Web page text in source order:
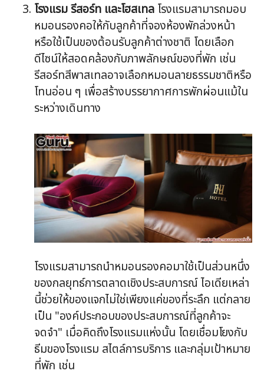
โรงแรม รีสอร์ท และโฮสเทล โรงแรมสามารถมอบ
หมอนรองคอให้กับลูกค้าที่จองห้องพักล่วงหน้า
หรือใช้เป็นของต้อนรับลูกค้าต่างชาติ โดยเลือก
ดีไซน์ให้สอดคล้องกับภาพลักษณ์ของที่พัก เช่น
รีสอร์ทสีพาสเทลอาจเลือกหมอนลายธรรมชาติหรือ
โทนอ่อน ๆ เพื่อสร้างบรรยากาศการพักผ่อนแม้ใน
ระหว่างเดินทาง
โรงแรมสามารถนำหมอนรองคอมาใช้เป็นส่วนหนึ่ง
ของกลยุทธ์การตลาดเชิงประสบการณ์ ไอเดียเหล่า
นี้ช่วยให้ของแจกไม่ใช่เพียงแค่ของที่ระลึก แต่กลาย
เป็น "องค์ประกอบของประสบการณ์ที่ลูกค้าจะ
จดจำ" เมื่อคิดถึงโรงแรมแห่งนั้น โดยเชื่อมโยงกับ
ธีมของโรงแรม สไตล์การบริการ และกลุ่มเป้าหมาย
ที่พัก เช่น